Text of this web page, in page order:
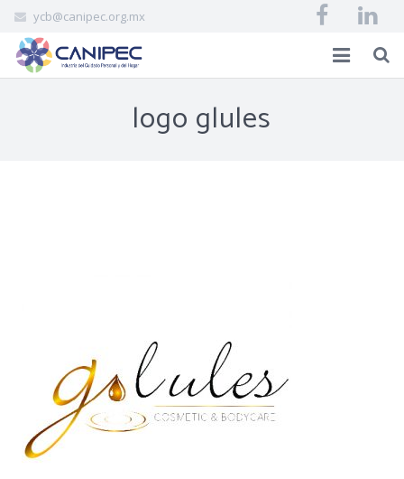
ycb@canipec.org.mx
logo glules